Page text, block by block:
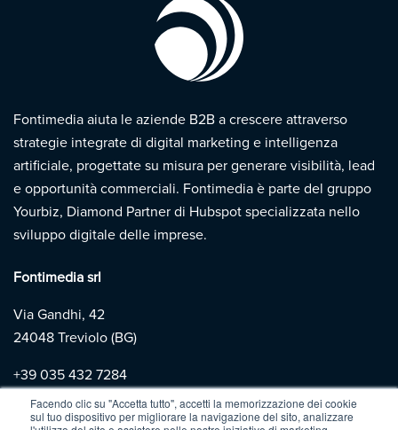
Facendo clic su "Accetta tutto", accetti la memorizzazione dei cookie
sul tuo dispositivo per migliorare la navigazione del sito, analizzare
Fontimedia aiuta le aziende B2B a crescere attraverso
strategie integrate di digital marketing e intelligenza
artificiale, progettate su misura per generare visibilità, lead
e opportunità commerciali. Fontimedia è parte del gruppo
Yourbiz, Diamond Partner di Hubspot specializzata nello
sviluppo digitale delle imprese.
Fontimedia srl
Via Gandhi, 42
24048 Treviolo (BG)
+39 035 432 7284